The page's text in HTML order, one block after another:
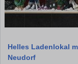
Helles Ladenlokal
Neudorf